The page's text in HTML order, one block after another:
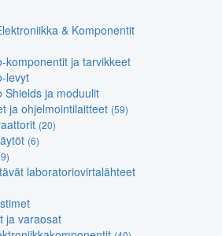
& Komponentit
komponentit ja tarvikkeet
levyt
Shields ja moduulit
ja ohjelmointilaitteet (59)
(20)
(6)
laboratoriovirtalähteet
ja varaosat